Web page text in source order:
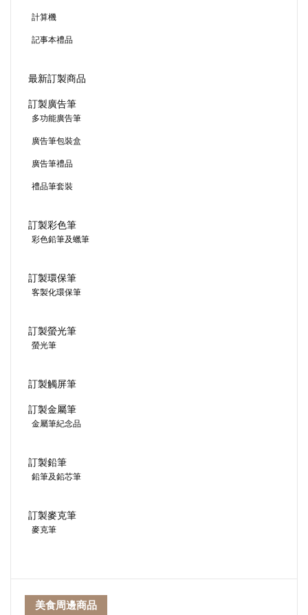
計算機
記事本禮品
最新訂製商品
訂製廣告筆
多功能廣告筆
廣告筆包裝盒
廣告筆禮品
禮品筆套裝
訂製彩色筆
彩色鉛筆及蠟筆
訂製環保筆
客製化環保筆
訂製螢光筆
螢光筆
訂製觸屏筆
訂製金屬筆
金屬筆紀念品
訂製鉛筆
鉛筆及鉛芯筆
訂製麥克筆
麥克筆
美食周邊商品